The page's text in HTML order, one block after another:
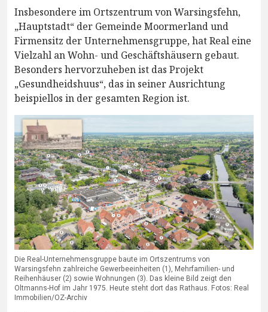
Insbesondere im Ortszentrum von Warsingsfehn,
„Hauptstadt“ der Gemeinde Moormerland und
Firmensitz der Unternehmensgruppe, hat Real eine
Vielzahl an Wohn- und Geschäftshäusern gebaut.
Besonders hervorzuheben ist das Projekt
„Gesundheidshuus“, das in seiner Ausrichtung
beispiellos in der gesamten Region ist.
Die Real-Unternehmensgruppe baute im Ortszentrums von
Warsingsfehn zahlreiche Gewerbeeinheiten (1), Mehrfamilien- und
Reihenhäuser (2) sowie Wohnungen (3). Das kleine Bild zeigt den
Oltmanns-Hof im Jahr 1975. Heute steht dort das Rathaus. Fotos: Real
Immobilien/OZ-Archiv